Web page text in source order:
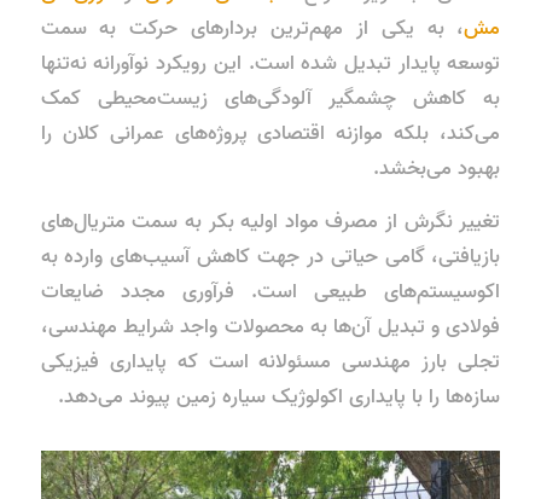
مش، به یکی از مهم‌ترین بردارهای حرکت به سمت
توسعه پایدار تبدیل شده است. این رویکرد نوآورانه نه‌تنها
به کاهش چشمگیر آلودگی‌های زیست‌محیطی کمک
می‌کند، بلکه موازنه اقتصادی پروژه‌های عمرانی کلان را
بهبود می‌بخشد.
تغییر نگرش از مصرف مواد اولیه بکر به سمت متریال‌های
بازیافتی، گامی حیاتی در جهت کاهش آسیب‌های وارده به
اکوسیستم‌های طبیعی است. فرآوری مجدد ضایعات
فولادی و تبدیل آن‌ها به محصولات واجد شرایط مهندسی،
تجلی بارز مهندسی مسئولانه است که پایداری فیزیکی
سازه‌ها را با پایداری اکولوژیک سیاره زمین پیوند می‌دهد.